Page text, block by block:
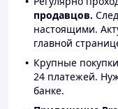
продавцов.
настоящими.
главной
Крупные
24 платежей.
банке.